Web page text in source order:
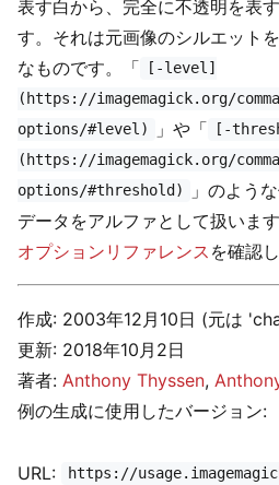
表す白から、完全に不透明を表
す。それは元画像のシルエット
なものです。「
[-level]
(https://imagemagick.org/
options/#level)
」や「
[-
(https://imagemagick.org/
options/#threshold)
」のよう
データをアルファとして扱いま
オプションリファレンス を確認
作成: 2003年12月10日 (元は
更新: 2018年10月2日
著者: Anthony Thyssen,
例の生成に使用したバージョン:
URL: https://